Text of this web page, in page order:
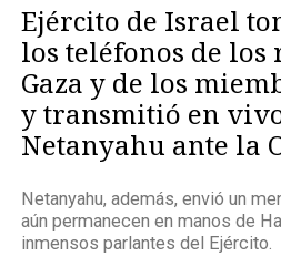
Ejército de Israel
los teléfonos de los
Gaza y de los
y transmitió en
Netanyahu ante la
Netanyahu, además, envió un
aún permanecen en manos de
inmensos parlantes del Ejército.